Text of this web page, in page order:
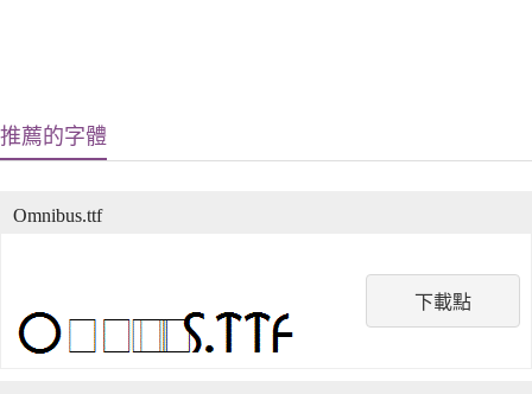
推薦的字體
下載點
Omnibus.ttf